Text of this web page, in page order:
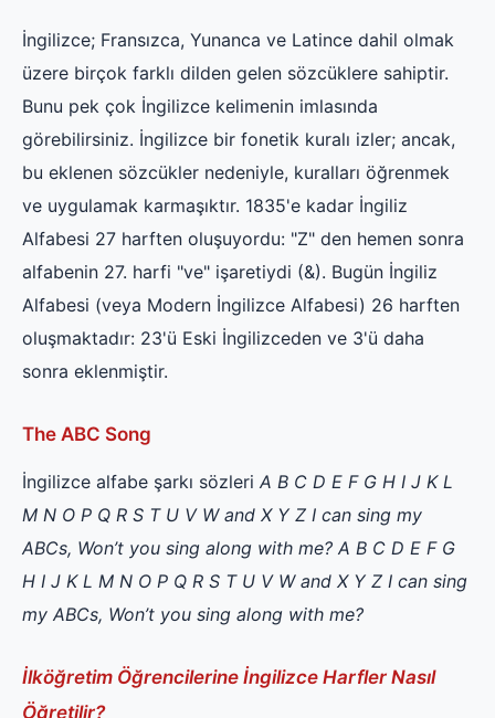
İngilizce; Fransızca, Yunanca ve Latince dahil olmak
üzere birçok farklı dilden gelen sözcüklere sahiptir.
Bunu pek çok İngilizce kelimenin imlasında
görebilirsiniz. İngilizce bir fonetik kuralı izler; ancak,
bu eklenen sözcükler nedeniyle, kuralları öğrenmek
ve uygulamak karmaşıktır. 1835'e kadar İngiliz
Alfabesi 27 harften oluşuyordu: "Z" den hemen sonra
alfabenin 27. harfi "ve" işaretiydi (&). Bugün İngiliz
Alfabesi (veya Modern İngilizce Alfabesi) 26 harften
oluşmaktadır: 23'ü Eski İngilizceden ve 3'ü daha
sonra eklenmiştir.
The ABC Song
İngilizce alfabe şarkı sözleri A B C D E F G H I J K L
M N O P Q R S T U V W and X Y Z I can sing my
ABCs, Won’t you sing along with me? A B C D E F G
H I J K L M N O P Q R S T U V W and X Y Z I can sing
my ABCs, Won’t you sing along with me?
İlköğretim Öğrencilerine İngilizce Harfler Nasıl
Öğretilir?